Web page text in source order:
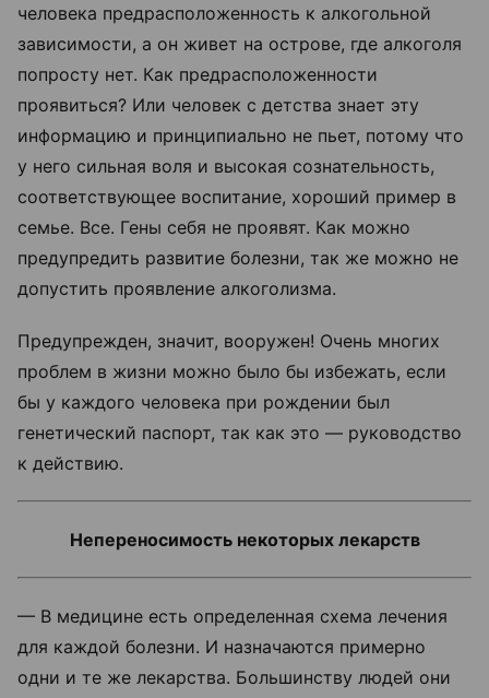
человека предрасположенность к алкогольной
зависимости, а он живет на острове, где алкоголя
попросту нет. Как предрасположенности
проявиться? Или человек с детства знает эту
информацию и принципиально не пьет, потому что
у него сильная воля и высокая сознательность,
соответствующее воспитание, хороший пример в
семье. Все. Гены себя не проявят. Как можно
предупредить развитие болезни, так же можно не
допустить проявление алкоголизма.
Предупрежден, значит, вооружен! Очень многих
проблем в жизни можно было бы избежать, если
бы у каждого человека при рождении был
генетический паспорт, так как это — руководство
к действию.
Непереносимость некоторых лекарств
— В медицине есть определенная схема лечения
для каждой болезни. И назначаются примерно
одни и те же лекарства. Большинству людей они